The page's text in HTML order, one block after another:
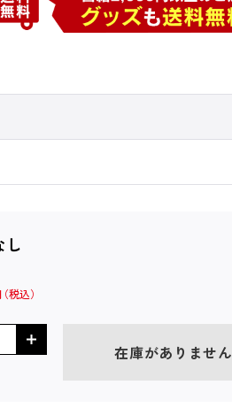
し
在庫がありません